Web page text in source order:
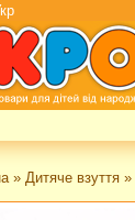
» Дитяче взуття »